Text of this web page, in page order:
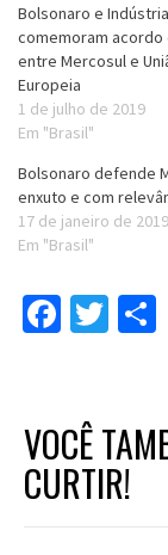
Bolsonaro e
comemoram acordo
entre Mercosul e
Europeia
1 de julho de 2019
Em "Brasil"
Bolsonaro defende
enxuto e com
17 de janeiro de 2019
Em "Brasil"
VOCÊ
CURTIR!